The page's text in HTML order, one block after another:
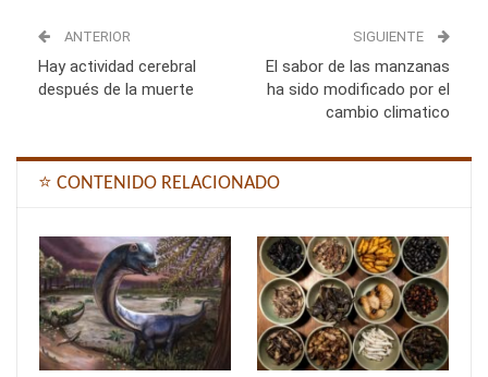
ANTERIOR
Hay actividad cerebral
después de la muerte
SIGUIENTE
El sabor de las manzanas
ha sido modificado por el
cambio climatico
⭐ CONTENIDO RELACIONADO